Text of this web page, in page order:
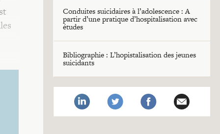
Conduites suicidaires à l’adolescence : A
partir d’une pratique d’hospitalisation avec
études
Bibliographie : L’hopistalisation des jeunes
suicidants